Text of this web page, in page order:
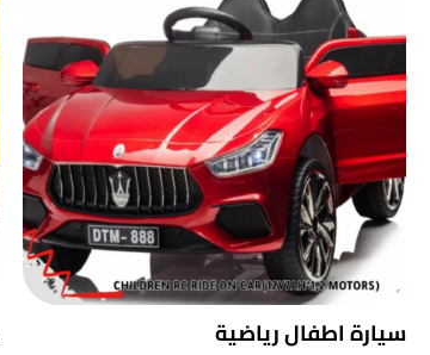
سيارة اطفال رياضية